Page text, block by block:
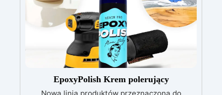
połysku. Kryjąca już przy jednej warstwie.
Uniwersalna: Doskonała do podłóg, parkingów,
magazynów oraz do powłok na odpowiednio
przygotowanej stali.
Zgodność i
bezpieczeństwo: Zgodna z Rozporządzeniem
UE nr 305/2011 – Rozporządzeniem UE nr
574/2014 – Oznakowanie CE zgodnie z normą
EN 1504-2 oraz odpowiednią Deklaracją
Właściwości Użytkowych (DoP).
EpoxyPolish Krem polerujący